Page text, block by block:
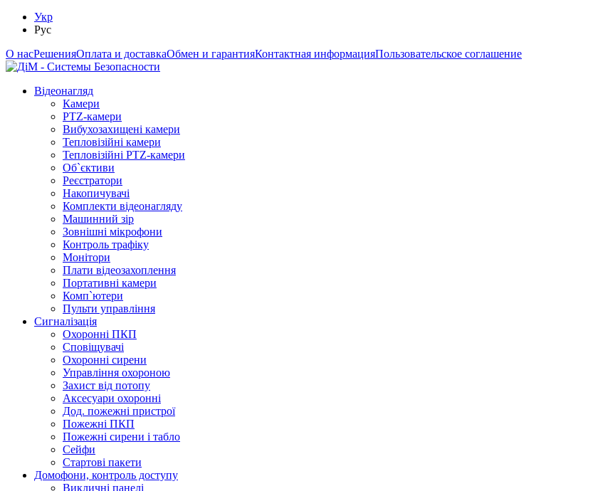
Укр
Рус
О насРешенияОплата и доставкаОбмен и гарантияКонтактная информацияПользовательское соглашение
Відеонагляд
Камери
PTZ-камери
Вибухозахищені камери
Тепловізійні камери
Тепловізійні PTZ-камери
Об`єктиви
Реєстратори
Накопичувачі
Комплекти відеонагляду
Машинний зір
Зовнішні мікрофони
Контроль трафіку
Монітори
Плати відеозахоплення
Портативні камери
Комп`ютери
Пульти управління
Сигналізація
Охоронні ПКП
Сповіщувачі
Охоронні сирени
Управління охороною
Захист від потопу
Аксесуари охоронні
Дод. пожежні пристрої
Пожежні ПКП
Пожежні сирени і табло
Сейфи
Стартові пакети
Домофони, контроль доступу
Викличні панелі